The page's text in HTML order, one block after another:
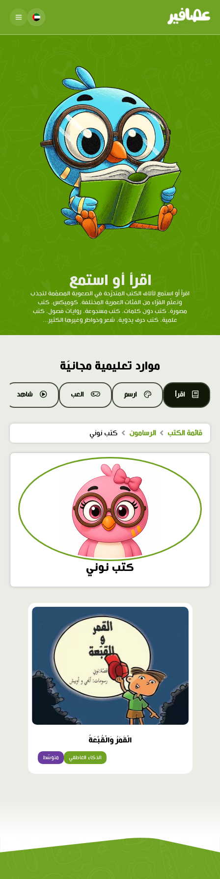
اقرأ أو استمع
اقرأ أو استمع لآلاف الكتب المتدرّحة في الصعوبة المصمّمة لتجذب
وتعلّم القرّاء من الفئات العمرية المختلفة. كوميكس، كتب
مصورة، كتب دون كلمات، كتب مسجوعة، روايات فصول، كتب
علمية، كتب حرف يدوية، شعر وخواطر وغيرها الكثير...
موارد تعليمية مجانيّة
اقرأ ارسم العب شاهد
قائمة الكتب الرسامون كتب نوني
كتب نوني
الْقَمَرُ وَالْقُبَّعَةُ
متوسّط الذكاء العاطفي